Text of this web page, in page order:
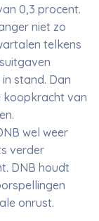
0,3 procent.
niet zo
telkens
stand. Dan
koopkracht van
wel weer
verder
DNB houdt
onrust.